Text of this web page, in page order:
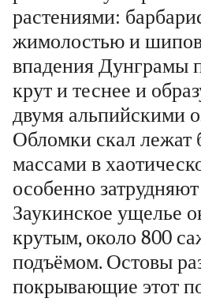
растениями:
жимолостью и
впадения Дунграмы
крут и теснее и
двумя альпийскими
Обломки скал
массами в
особенно
Заукинское ущелье
крутым, около 800
подъёмом. Остовы
покрывающие этот